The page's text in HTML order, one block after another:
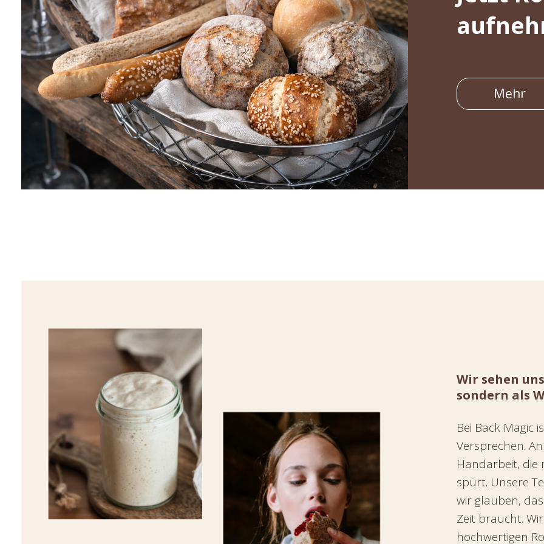
Mehr
Wir sehen
sondern als
Bei Back Magic
Versprechen.
Handarbeit,
spürt. Unsere
wir glauben,
Zeit braucht.
hochwertigen